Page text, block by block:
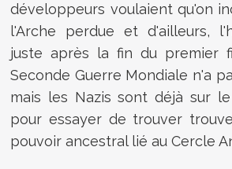
développeurs voulaient qu'on
l'Arche perdue et d'ailleurs,
juste après la fin du premier
Seconde Guerre Mondiale n'a
mais les Nazis sont déjà sur
pour essayer de trouver
pouvoir ancestral lié au Cercle